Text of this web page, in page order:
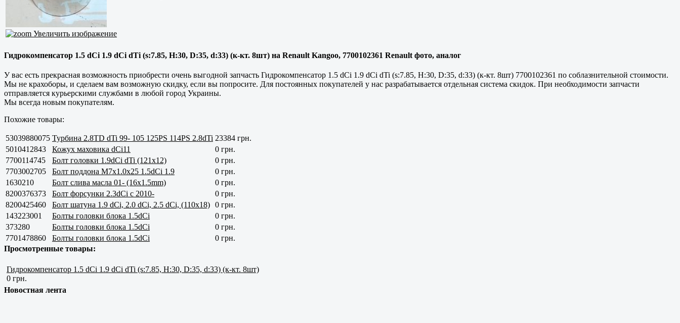
Увеличить изображение
Гидрокомпенсатор 1.5 dCi 1.9 dCi dTi (s:7.85, H:30, D:35, d:33) (к-кт. 8шт) на Renault Kangoo, 7700102361 Renault фото, аналог
У вас есть прекрасная возможность приобрести очень выгодной запчасть Гидрокомпенсатор 1.5 dCi 1.9 dCi dTi (s:7.85, H:30, D:35, d:33) (к-кт. 8шт) 7700102361 по соблазнительной стоимости.
Мы не крахоборы, и сделаем вам возможную скидку, если вы попросите. Для постоянных покупателей у нас разрабатывается отдельная система скидок. При необходимости запчасти
отправляется курьерскими службами в любой город Украины.
Мы всегда новым покупателям.
Похожие товары:
53039880075 Турбина 2.8TD dTi 99- 105 125PS 114PS 2.8dTi 23384 грн.
5010412843
Кожух маховика dCi11
0 грн.
7700114745
Болт головки 1.9dCi dTi (121x12)
0 грн.
7703002705
Болт поддона M7x1.0x25 1.5dCi 1.9
0 грн.
1630210
Болт слива масла 01- (16x1.5mm)
0 грн.
8200376373
Болт форсунки 2.3dCi с 2010-
0 грн.
8200425460
Болт шатуна 1.9 dCi, 2.0 dCi, 2.5 dCi, (110x18) 0 грн.
143223001
Болты головки блока 1.5dCi
0 грн.
373280
Болты головки блока 1.5dCi
0 грн.
7701478860
Болты головки блока 1.5dCi
0 грн.
Просмотренные товары:
Гидрокомпенсатор 1.5 dCi 1.9 dCi dTi (s:7.85, H:30, D:35, d:33) (к-кт. 8шт)
0 грн.
Новостная лента